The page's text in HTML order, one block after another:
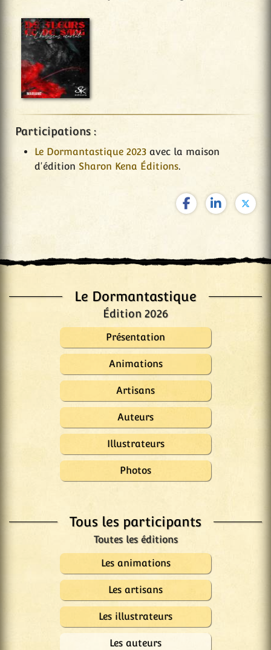
Le Dormantastique
Édition 2026
Présentation
Animations
Artisans
Auteurs
Illustrateurs
Photos
Tous les participants
Les animations
Les artisans
Les illustrateurs
Les auteurs
Participations :
Le Dormantastique 2023 avec la maison
d'édition Sharon Kena Éditions.